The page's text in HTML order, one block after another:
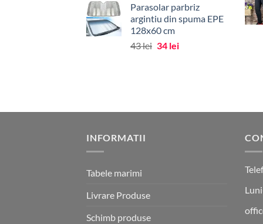
produsului.
a
fost:
163 lei.
este:
130 lei.
Parasolar parbriz
argintiu din spuma EPE
128x60 cm
43lei Prețul
34 leiPrețul
INFORMATII
Tabele marimi
Livrare Produse
Schimb produse